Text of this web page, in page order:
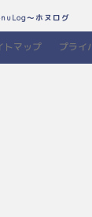
～ホヌログ
トマップ プライ